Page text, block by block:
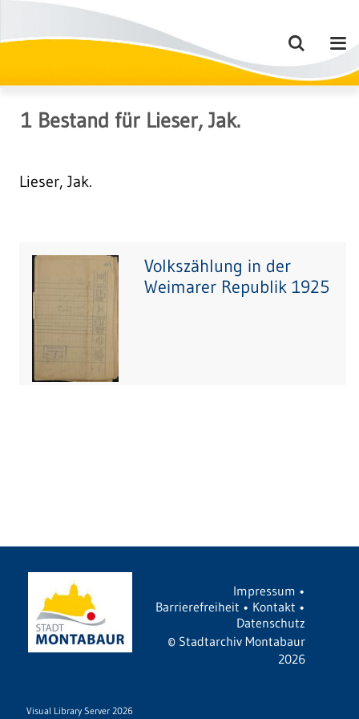
1 Bestand für Lieser, Jak.
Lieser, Jak.
Volkszählung in der
Weimarer Republik 1925
Impressum •
Barrierefreiheit • Kontakt •
Datenschutz
© Stadtarchiv Montabaur
2026
Visual Library Server 2026